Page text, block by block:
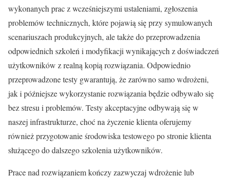
wykonanych prac z wcześniejszymi ustaleniami, zgłoszenia
problemów technicznych, które pojawią się przy symulowanych
scenariuszach produkcyjnych, ale także do przeprowadzenia
odpowiednich szkoleń i modyfikacji wynikających z doświadczeń
użytkowników z realną kopią rozwiązania. Odpowiednio
przeprowadzone testy gwarantują, że zarówno samo wdrożeni,
jak i późniejsze wykorzystanie rozwiązania będzie odbywało się
bez stresu i problemów. Testy akceptacyjne odbywają się w
naszej infrastrukturze, choć na życzenie klienta oferujemy
również przygotowanie środowiska testowego po stronie klienta
służącego do dalszego szkolenia użytkowników.
Prace nad rozwiązaniem kończy zazwyczaj wdrożenie lub